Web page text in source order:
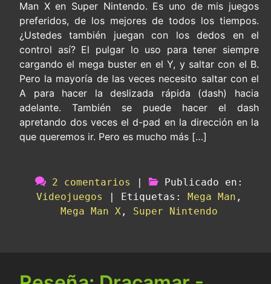
Man X en Super Nintendo. Es uno de mis juegos
preferidos, de los mejores de todos los tiempos.
¿Ustedes también juegan con los dedos en el
control así? El pulgar lo uso para tener siempre
cargando el mega buster en el Y, y saltar con el B.
Pero la mayoría de las veces necesito saltar con el
A para hacer la deslizada rápida (dash) hacia
adelante. También se puede hacer el dash
apretando dos veces el d-pad en la dirección en la
que queremos ir. Pero es mucho más […]
2 comentarios |
Publicado en:
Videojuegos
| Etiquetas: Mega Man ,
Mega Man X , Super Nintendo